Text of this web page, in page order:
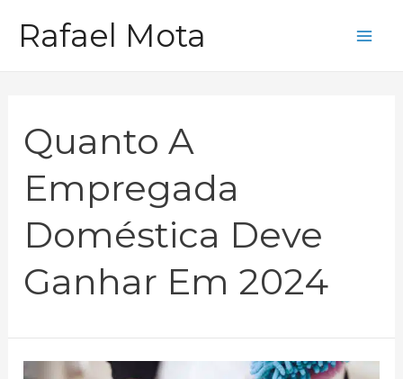
paraRafael Mota
Quanto A
Empregada
Doméstica Deve
Ganhar Em 2024